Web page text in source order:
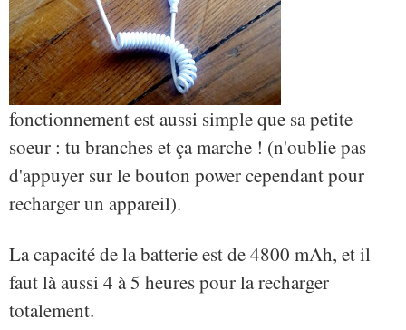
fonctionnement est aussi simple que sa petite
soeur : tu branches et ça marche ! (n'oublie pas
d'appuyer sur le bouton power cependant pour
recharger un appareil).
La capacité de la batterie est de 4800 mAh, et il
faut là aussi 4 à 5 heures pour la recharger
totalement.